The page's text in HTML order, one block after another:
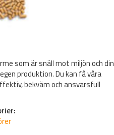
som är snäll mot miljön och din
produktion. Du kan få våra
bekväm och ansvarsfull